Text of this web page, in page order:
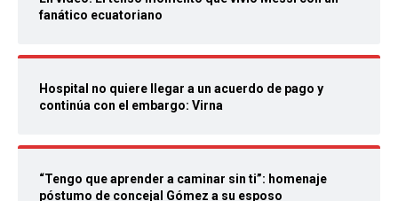
fanático ecuatoriano
Hospital no quiere llegar a un acuerdo de pago y
continúa con el embargo: Virna
“Tengo que aprender a caminar sin ti”: homenaje
póstumo de concejal Gómez a su esposo